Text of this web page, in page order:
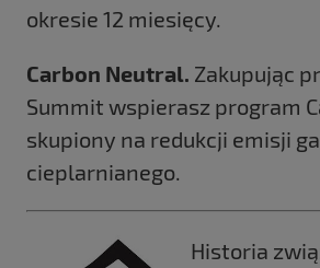
okresie 12 miesięcy.
Carbon Neutral. Zakupując
Summit wspierasz program
skupiony na redukcji emisji
cieplarnianego.
Historia